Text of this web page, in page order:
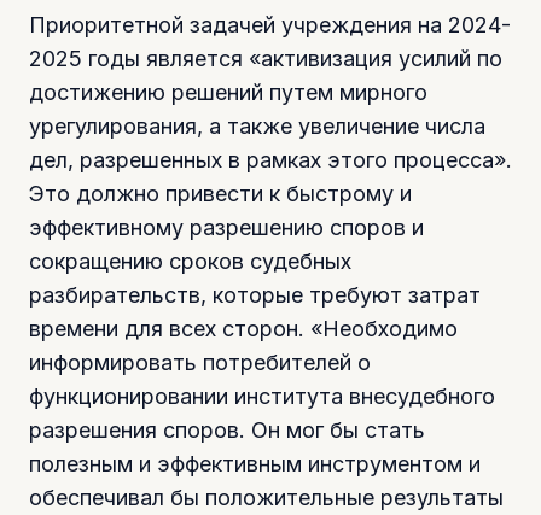
Приоритетной задачей учреждения на 2024-
2025 годы является «активизация усилий по
достижению решений путем мирного
урегулирования, а также увеличение числа
дел, разрешенных в рамках этого процесса».
Это должно привести к быстрому и
эффективному разрешению споров и
сокращению сроков судебных
разбирательств, которые требуют затрат
времени для всех сторон. «Необходимо
информировать потребителей о
функционировании института внесудебного
разрешения споров. Он мог бы стать
полезным и эффективным инструментом и
обеспечивал бы положительные результаты